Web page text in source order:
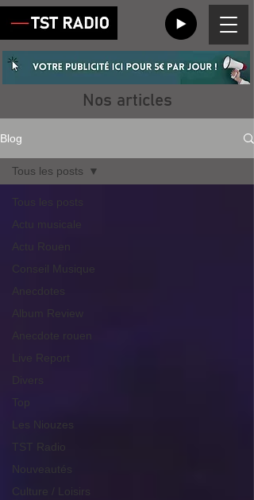
Nos articles
Blog
Tous les posts
Actu musicale
Actu Rouen
Conseil Musique
Anecdotes
Album Review
Anecdote rouen
Live Report
Divers
Top
Les Niouzes
TST Radio
Nouveautés
Culture / Loisirs
Tous les posts